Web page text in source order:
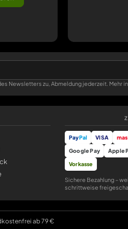
Newsletters zu, Abmeldung jederzeit. Mehr
PayPal VISA
Google Pay
Apple
Vorkasse
Sichere Bezahlung –
schrittweise
ab 79 €